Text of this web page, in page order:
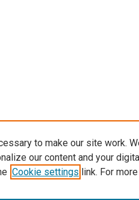
to make our site work.
our content and your
Cookie settings link. For